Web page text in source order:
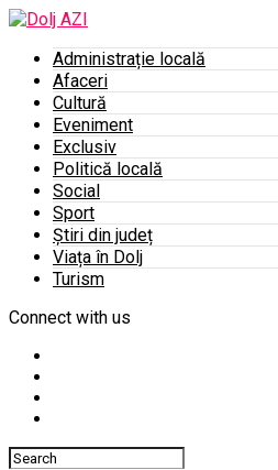
Administrație locală
Afaceri
Cultură
Eveniment
Exclusiv
Politică locală
Social
Sport
Știri din județ
Viața în Dolj
Turism
Connect with us